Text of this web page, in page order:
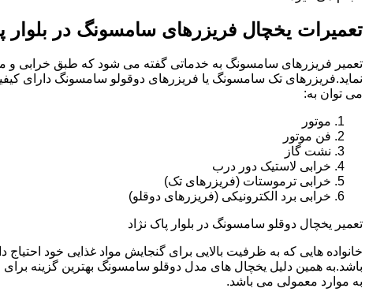
تعمیرات یخچال فریزرهای سامسونگ در بلوار
تعمیر فریزرهای سامسونگ به خدماتی گفته می شود که طبق خرابی و
نماید.فریزرهای تک سامسونگ یا فریزرهای دوقولو سامسونگ دارای
می توان به:
موتور
فن موتور
نشت گاز
خرابی لاستیک دور درب
خرابی ترموستات (فریزرهای تک)
خرابی برد الکترونیکی (فریزرهای دوقلو)
تعمیر یخچال دوقلو سامسونگ در بلوار پاک نژاد
خانواده هایی که به ظرفیت بالایی برای گنجایش مواد غذایی خود
باشد.به همین دلیل یخچال های مدل دوقلو سامسونگ بهترین گزینه
به موارد معمولی می باشد.